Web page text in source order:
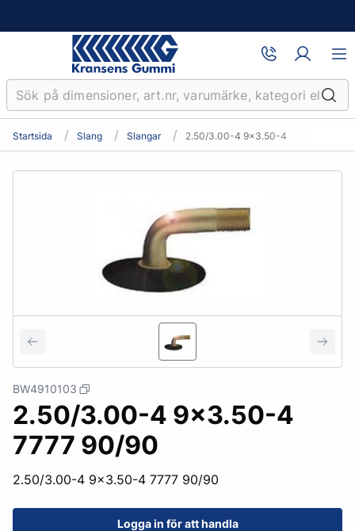
Startsida Slang Slangar 2.50/3.00-4 9x3.50-4
BW4910103
2.50/3.00-4 9x3.50-4
7777 90/90
2.50/3.00-4 9x3.50-4 7777 90/90
Logga in för att handla